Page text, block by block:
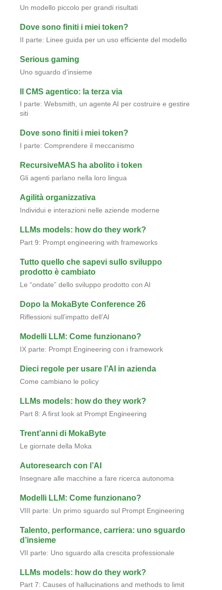
Un modello piccolo per grandi risultati
Dove sono finiti i miei token?
II parte: Linee guida per un uso efficiente del modello
Serious gaming
Uno sguardo d’insieme
Il CMS agentico: la terza via
I parte: Websmith, un agente AI per costruire e gestire
siti
Dove sono finiti i miei token?
I parte: Comprendere il meccanismo
RecursiveMAS ha abolito i token
Gli agenti parlano nella loro lingua
Agilità organizzativa
Individui e interazioni nelle aziende moderne
LLMs models: how do they work?
Part 9: Prompt engineering with frameworks
Tutto quello che sapevi sullo sviluppo
prodotto è cambiato
Le “ondate” dello sviluppo prodotto con AI
Dopo la MokaByte Conference 26
Riflessioni sull’impatto dell’AI
Modelli LLM: Come funzionano?
IX parte: Prompt Engineering con i framework
Dieci regole per usare l’AI in azienda
Come cambiano le policy
LLMs models: how do they work?
Part 8: A first look at Prompt Engineering
Trent’anni di MokaByte
Le giornate della Moka
Autoresearch con l’AI
Insegnare alle macchine a fare ricerca autonoma
Modelli LLM: Come funzionano?
VIII parte: Un primo sguardo sul Prompt Engineering
Talento, performance, carriera: uno sguardo
d’insieme
VII parte: Uno sguardo alla crescita professionale
LLMs models: how do they work?
Part 7: Causes of hallucinations and methods to limit